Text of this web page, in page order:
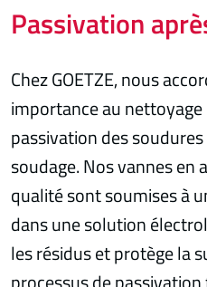
Passivation
Chez GOETZE, nous
importance au
passivation des
soudage. Nos vannes en
qualité sont soumises à
dans une solution
les résidus et protège la